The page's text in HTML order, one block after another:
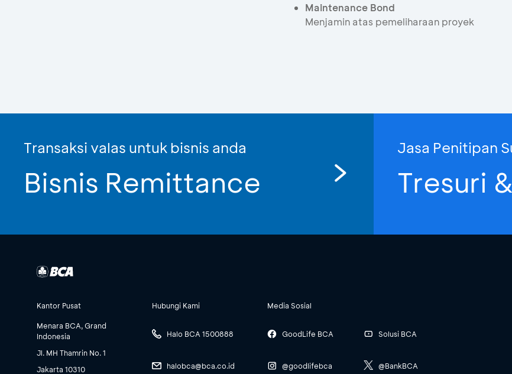
Maintenance Bond
Menjamin atas pemeliharaan proyek
Transaksi valas untuk bisnis anda
Bisnis Remittance
Jasa Penitipan
Tresuri
Kantor Pusat
Menara BCA, Grand
Indonesia
Jl. MH Thamrin No. 1
Jakarta 10310
Hubungi Kami
Halo BCA 1500888
halobca@bca.co.id
Media Sosial
GoodLife BCA
@goodlifebca
Solusi BCA
@BankBCA